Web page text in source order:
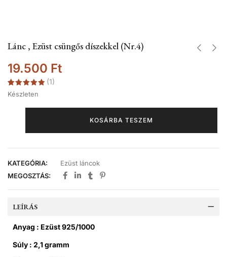
Lánc , Ezüst csüngős díszekkel (Nr.4)
19.500 Ft
Értékelés
5.00az 5-
1
(1)
Készleten
KOSÁRBA TESZEM
KATEGÓRIA:
Ezüst láncok
MEGOSZTÁS:
LEÍRÁS
Anyag : Ezüst 925/1000
Súly : 2,1 gramm